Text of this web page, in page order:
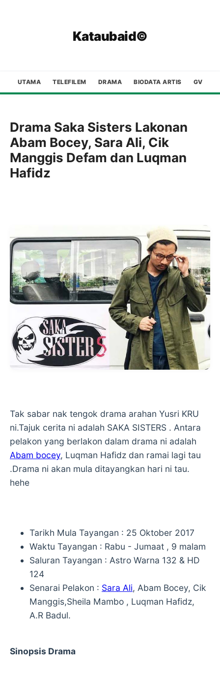
Kataubaid©
UTAMA TELEFILEM DRAMA BIODATA ARTIS GV
Drama Saka Sisters Lakonan
Abam Bocey, Sara Ali, Cik
Manggis Defam dan Luqman
Hafidz
Tak sabar nak tengok drama arahan Yusri KRU
ni.Tajuk cerita ni adalah SAKA SISTERS . Antara
pelakon yang berlakon dalam drama ni adalah
Abam bocey, Luqman Hafidz dan ramai lagi tau
.Drama ni akan mula ditayangkan hari ni tau.
hehe
Tarikh Mula Tayangan : 25 Oktober 2017
Waktu Tayangan : Rabu - Jumaat , 9 malam
Saluran Tayangan : Astro Warna 132 & HD
124
Senarai Pelakon : Sara Ali, Abam Bocey, Cik
Manggis,Sheila Mambo , Luqman Hafidz,
A.R Badul.
Sinopsis Drama